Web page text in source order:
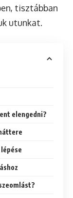
tisztábban
utunkat.
elengedni?